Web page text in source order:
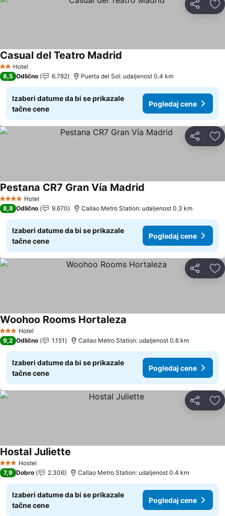
Deli
2 Zvezdice
Hotel
Casual del Teatro Madrid
8,5 Odlično 6.782 Puerta del Sol: udaljenost 0.4 km
Izaberi datume da bi se prikazale
tačne cene
Pogledaj cene
Deli
4 ZvezdiceHotel
Pestana CR7 Gran Vía Madrid
8,8 Odlično 9.670 Callao Metro Station: udaljenost 0.3 km
Izaberi datume da bi se prikazale
tačne cene
Pogledaj cene
Deli
3 Zvezdice
Hotel
Woohoo Rooms Hortaleza
9,2 Odlično 1.151 Callao Metro Station: udaljenost 0.6 km
Izaberi datume da bi se prikazale
tačne cene
Pogledaj cene
Deli
3 Zvezdice
Hostel
Hostal Juliette
7,9 Dobro 2.306 Callao Metro Station: udaljenost 0.4 km
Izaberi datume da bi se prikazale
tačne cene
Pogledaj cene